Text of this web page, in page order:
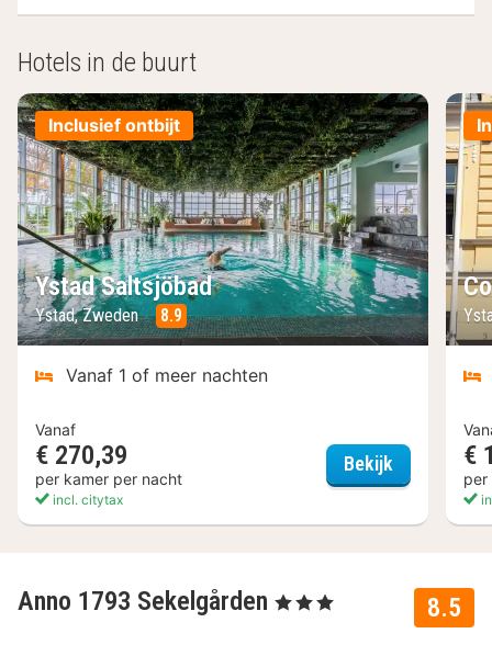
Hotels in de buurt
Inclusief ontbijt
Ystad Saltsjöbad
Ystad, Zweden 8.9
Vanaf 1 of meer nachten
Vanaf
€ 270,39
per kamer per nacht
incl. citytax
Bekijk Ystad €
per
8.5
Anno 1793 Sekelgården , 3 Sterren